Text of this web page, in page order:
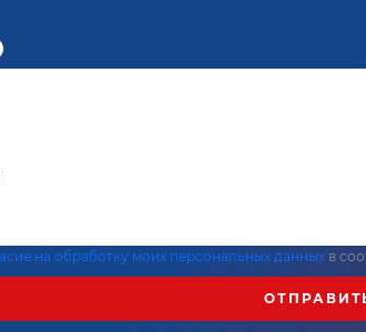
на обработку моих персональных данных в